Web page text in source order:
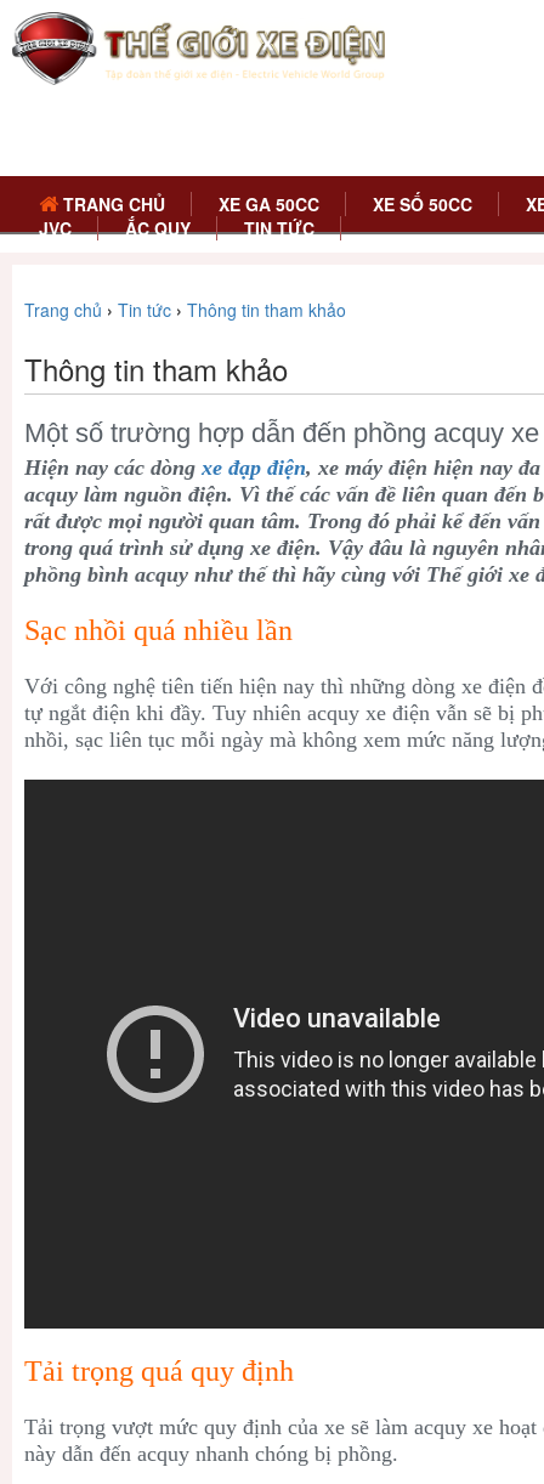
TRANG CHỦ XE GA 50CC XE SỐ 50CC
JVC
ẮC QUY TIN TỨC
Trang chủ › Tin tức › Thông tin tham khảo
Thông tin tham khảo
Một số trường hợp dẫn đến phồng acquy
Hiện nay các dòng xe đạp điện, xe máy điện hiện nay
acquy làm nguồn điện. Vì thế các vấn đề liên quan đến
rất được mọi người quan tâm. Trong đó phải kể đến
trong quá trình sử dụng xe điện. Vậy đâu là nguyên
phồng bình acquy như thế thì hãy cùng với Thế giới xe
Sạc nhồi quá nhiều lần
Với công nghệ tiên tiến hiện nay thì những dòng xe điện
tự ngắt điện khi đầy. Tuy nhiên acquy xe điện vẫn sẽ bị
nhồi, sạc liên tục mỗi ngày mà không xem mức năng
Tải trọng quá quy định
Tải trọng vượt mức quy định của xe sẽ làm acquy xe
này dẫn đến acquy nhanh chóng bị phồng.